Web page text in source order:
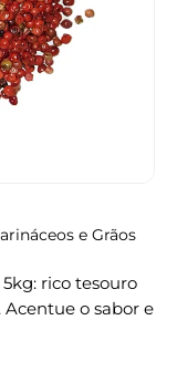
e Grãos
rico tesouro
Acentue o sabor e